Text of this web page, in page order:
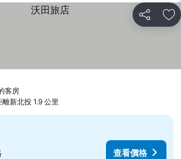
分享 放
客房
離新北投 1.9 公里
查看價格